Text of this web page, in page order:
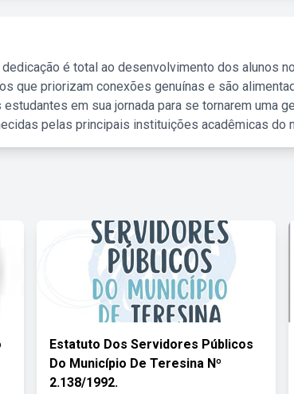
dedicação é total ao desenvolvimento dos alunos
que priorizam conexões genuínas e são
em sua jornada para se tornarem uma
pelas principais instituições acadêmicas do
Estatuto Dos Servidores Públicos
Do Município De Teresina Nº
2.138/1992.